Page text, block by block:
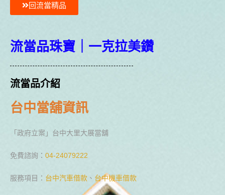
流當品珠寶｜一克拉美鑽
流當品介紹
台中當舖資訊
「政府立案」台中大里大展當舖
免費諮詢： 04-24079222
服務項目： 台中汽車借款 、 台中機車借款
回流當精品